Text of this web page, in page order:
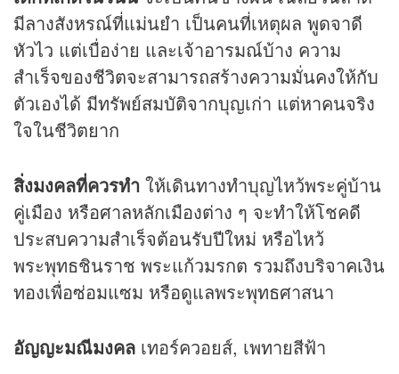
มีลางสังหรณ์ที่แม่นยำ เป็นคนที่เหตุผล พูดจาดี
หัวไว แต่เบื่อง่าย และเจ้าอารมณ์บ้าง ความ
สำเร็จของชีวิตจะสามารถสร้างความมั่นคงให้กับ
ตัวเองได้ มีทรัพย์สมบัติจากบุญเก่า แต่หาคนจริง
ใจในชีวิตยาก
สิ่งมงคลที่ควรทำ ให้เดินทางทำบุญไหว้พระคู่บ้าน
คู่เมือง หรือศาลหลักเมืองต่าง ๆ จะทำให้โชคดี
ประสบความสำเร็จต้อนรับปีใหม่ หรือไหว้
พระพุทธชินราช พระแก้วมรกต รวมถึงบริจาคเงิน
ทองเพื่อซ่อมแซม หรือดูแลพระพุทธศาสนา
อัญญะมณีมงคล เทอร์ควอยส์, เพทายสีฟ้า